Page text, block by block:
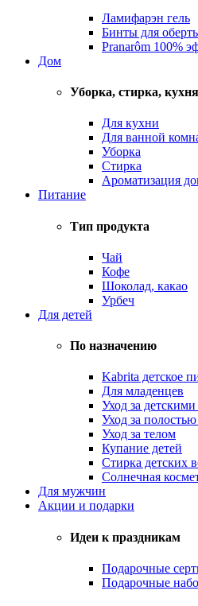
Ламифарэн гель
Бинты для
Pranarôm 100%
Дом
Уборка, стирка, кухня
Для кухни
Для ванной
Уборка
Стирка
Ароматизация
Питание
Тип продукта
Чай
Кофе
Шоколад, какао
Урбеч
Для детей
По назначению
Kabrita детское
Для младенцев
Уход за
Уход за полостью
Уход за телом
Купание детей
Стирка детских
Солнечная
Для мужчин
Акции и подарки
Идеи к праздникам
Подарочные
Подарочные